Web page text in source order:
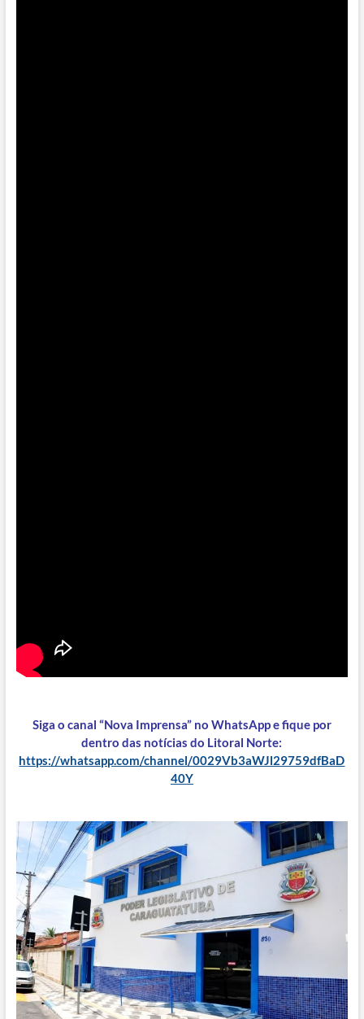
Siga o canal “Nova Imprensa” no WhatsApp e fique por
dentro das notícias do Litoral Norte:
https://whatsapp.com/channel/0029Vb3aWJl29759dfBaD
40Y